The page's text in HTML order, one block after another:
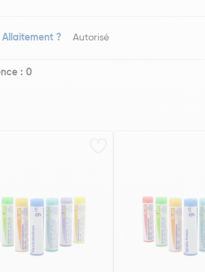
Allaitement ? Autorisé
: 0